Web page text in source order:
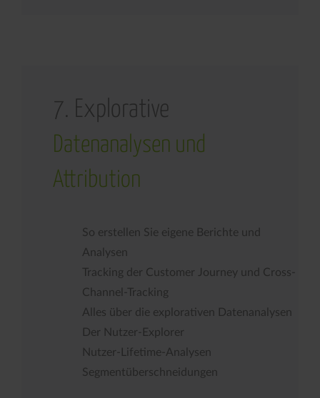
7. Explorative
Datenanalysen und
Attribution
So erstellen Sie eigene Berichte und
Analysen
Tracking der Customer Journey und Cross-
Channel-Tracking
Alles über die explorativen Datenanalysen
Der Nutzer-Explorer
Nutzer-Lifetime-Analysen
Segmentüberschneidungen